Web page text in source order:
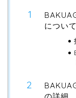
について